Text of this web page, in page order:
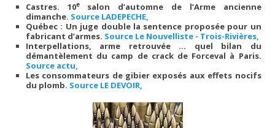
Castres. 10esalon d’automne de l’Arme ancienne
dimanche. Source LADEPECHE,
Québec : Un juge double la sentence proposée pour un
fabricant d’armes. Source Le Nouvelliste - Trois-Rivières,
Interpellations, arme retrouvée … quel bilan du
démantèlement du camp de crack de Forceval à Paris.
Source actu,
Les consommateurs de gibier exposés aux effets nocifs
du plomb. Source LE DEVOIR,